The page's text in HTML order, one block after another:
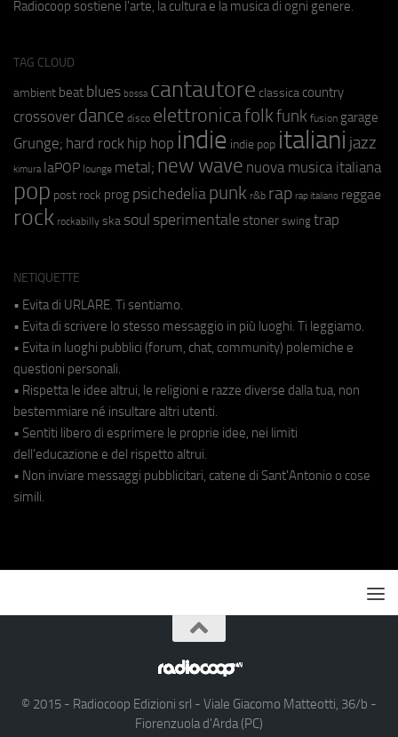
Radiocoop sostiene l'arte, la cultura e la musica di ogni genere.
TAG CLOUD
ambient beat blues bossa cantautore classica country
crossover dance disco elettronicafolkfunk fusion garage
Grunge; hard rock hip hop indie indie pop italiani jazz
kimura laPOP lounge metal; new wave nuova musica italiana
pop post rock prog psichedeliapunk r&b rap rap italiano reggae
rock rockabilly ska soul sperimentale stoner swing trap
NETIQUETTE
• Evita di URLARE. Ti sentiamo.
• Evita di scrivere lo stesso messaggio in più luoghi. Ti leggiamo.
• Evita in luoghi pubblici (forum, chat, community) polemiche e
questioni personali.
• Rispetta le idee altrui, le religioni e razze diverse dalla tua, non
bestemmiare né insultare altri utenti.
• Sentiti libero di esprimere le proprie idee, nei limiti
dell'educazione e del rispetto altrui.
• Non inviare messaggi pubblicitari, catene di Sant'Antonio o cose
simili.
© 2015 - Radiocoop Edizioni srl - Viale Giacomo Matteotti, 36/b -
Fiorenzuola d'Arda (PC)